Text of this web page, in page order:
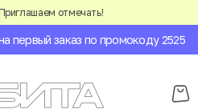
отмечать!
первый заказ по промокоду 2525